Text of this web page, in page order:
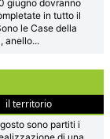
giugno dovranno
in tutto il
le Case della
anello...
il territorio
sono partiti i